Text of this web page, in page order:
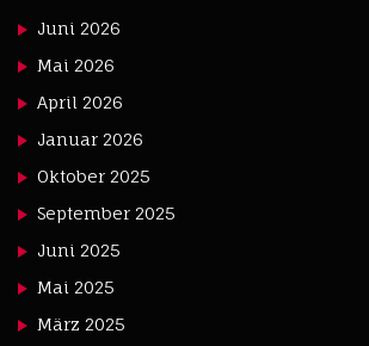
Juni 2026
Mai 2026
April 2026
Januar 2026
Oktober 2025
September 2025
Juni 2025
Mai 2025
März 2025